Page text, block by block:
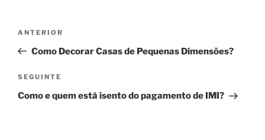
artigos
Conteúdo
anterior
ANTERIOR
Como Decorar Casas de Pequenas Dimensões?
Conteúdo
seguinte
SEGUINTE
Como e quem está isento do pagamento de IMI?